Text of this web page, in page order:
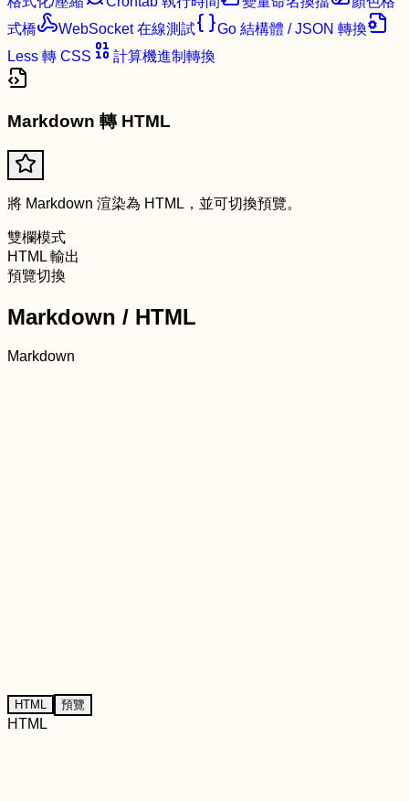
式橋
WebSocket 在線測試
Go 結構體 / JSON 轉換
Less 轉 CSS
計算機進制轉換
Markdown 轉 HTML
將 Markdown 渲染為 HTML，並可切換預覽。
雙欄模式
HTML 輸出
預覽切換
Markdown / HTML
Markdown
HTML 預覽
HTML